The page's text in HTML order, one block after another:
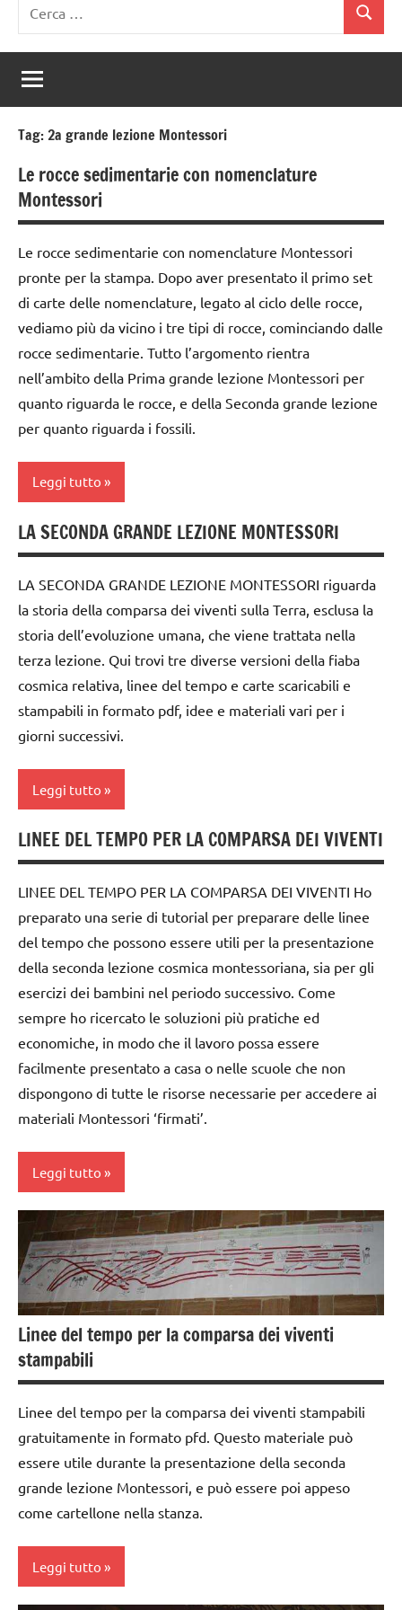
per:
Cerca
Tag:2a grande lezione Montessori
Le rocce sedimentarie con nomenclature
Montessori
Le rocce sedimentarie con nomenclature Montessori
pronte per la stampa. Dopo aver presentato il primo set
di carte delle nomenclature, legato al ciclo delle rocce,
vediamo più da vicino i tre tipi di rocce, cominciando dalle
rocce sedimentarie. Tutto l’argomento rientra
nell’ambito della Prima grande lezione Montessori per
quanto riguarda le rocce, e della Seconda grande lezione
per quanto riguarda i fossili.
Leggi tutto
classe
1a
classe
2a
3a
anni
EDUCAZIONE
COSMICA
GEOGRAFIA
DIDATTICA
MONTESSORI
didattico
nomenclature
Terra
TUTTI GLI
PER ETA'
ARTICOLI
LA SECONDA GRANDE LEZIONE MONTESSORI
LA SECONDA GRANDE LEZIONE MONTESSORI riguarda
la storia della comparsa dei viventi sulla Terra, esclusa la
storia dell’evoluzione umana, che viene trattata nella
terza lezione. Qui trovi tre diverse versioni della fiaba
cosmica relativa, linee del tempo e carte scaricabili e
stampabili in formato pdf, idee e materiali vari per i
giorni successivi.
Leggi tutto
dai
6
anni
DOWNLOAD
EDUCAZIONE
COSMICA
MONTESSORI
intuizione
la
Preistoria
LINGUAGGIO
materiale
didattico
nomenclature
Montessori
racconti
TUTTI GLI
ARGOMENTI
TUTTI GLI
LINEE DEL TEMPO PER LA COMPARSA DEI VIVENTI
LINEE DEL TEMPO PER LA COMPARSA DEI VIVENTI Ho
preparato una serie di tutorial per preparare delle linee
del tempo che possono essere utili per la presentazione
della seconda lezione cosmica montessoriana, sia per gli
esercizi dei bambini nel periodo successivo. Come
sempre ho ricercato le soluzioni più pratiche ed
economiche, in modo che il lavoro possa essere
facilmente presentato a casa o nelle scuole che non
dispongono di tutte le risorse necessarie per accedere ai
materiali Montessori ‘firmati’.
Leggi tutto
costruire i
materiali
Montessori
dai
6
anni
EDUCAZIONE
GUIDA
DIDATTICA
MONTESSORI
intuizione
la
Linee del tempo per la comparsa dei viventi
stampabili
Linee del tempo per la comparsa dei viventi stampabili
gratuitamente in formato pfd. Questo materiale può
essere utile durante la presentazione della seconda
grande lezione Montessori, e può essere poi appeso
come cartellone nella stanza.
Leggi tutto